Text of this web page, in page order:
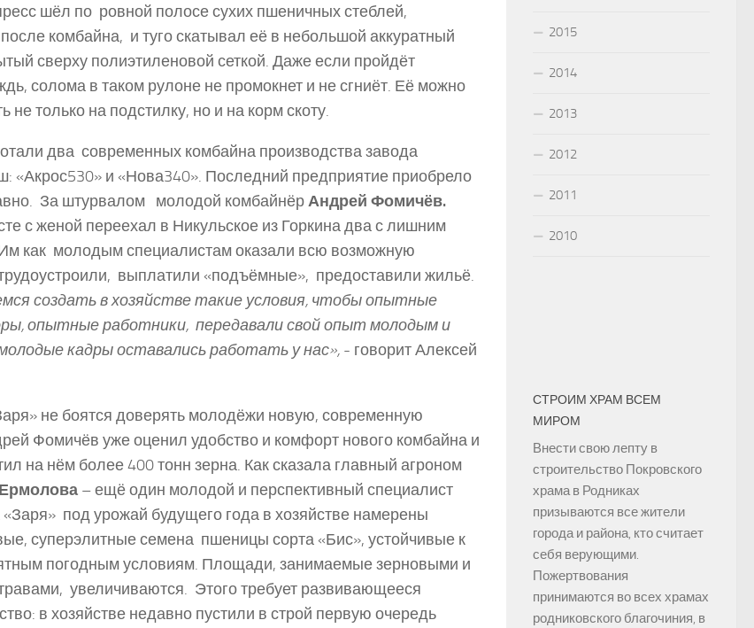
шёл по ровной полосе сухих пшеничных стеблей,
комбайна, и туго скатывал её в небольшой аккуратный
сверху полиэтиленовой сеткой. Даже если пройдёт
солома в таком рулоне не промокнет и не сгниёт. Её можно
не только на подстилку, но и на корм скоту.
два современных комбайна производства завода
«Акрос­530» и «Нова­340». Последний предприятие приобрело
За штурвалом ­ молодой комбайнёрАндрей Фомичёв.
с женой переехал в Никульское из Горкина два с лишним
как молодым специалистам оказали всю возможную
выплатили «подъёмные», предоставили жильё.
создать в хозяйстве такие условия, чтобы опытные
опытные работники, передавали свой опыт молодым и
кадры оставались работать у нас», -­ говорит Алексей
не боятся доверять молодёжи новую, современную
Фомичёв уже оценил удобство и комфорт нового комбайна и
на нём более 400 тонн зерна. Как сказала главный агроном
– ещё один молодой и перспективный специалист
под урожай будущего года в хозяйстве намерены
суперэлитные семена пшеницы сорта «Бис», устойчивые к
погодным условиям. Площади, занимаемые зерновыми и
увеличиваются. Этого требует развивающееся
в хозяйстве недавно пустили в строй первую очередь
2015
2014
2013
2012
2011
2010
СТРОИМ ХРАМ ВСЕМ
МИРОМ
Внести свою лепту в
строительство Покровского
храма в Родниках
призываются все жители
города и района, кто считает
себя верующими.
Пожертвования
принимаются во всех храмах
родниковского благочиния, в